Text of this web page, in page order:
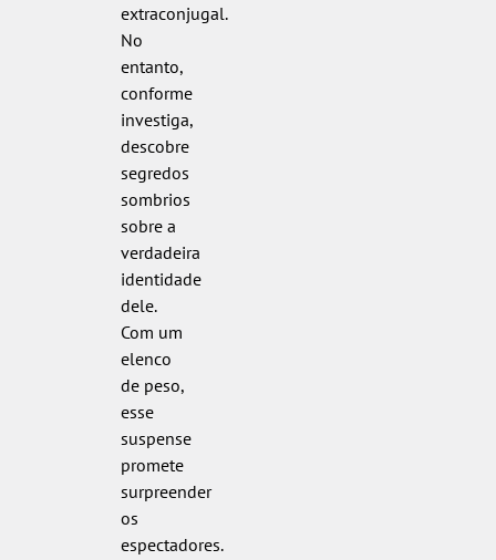
extraconjugal.
No
entanto,
conforme
investiga,
descobre
segredos
sombrios
sobre a
verdadeira
identidade
dele.
Com um
elenco
de peso,
esse
suspense
promete
surpreender
os
espectadores.